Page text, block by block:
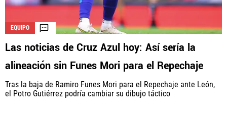
EQUIPO
Las noticias de Cruz Azul hoy: Así sería la
alineación sin Funes Mori para el Repechaje
Tras la baja de Ramiro Funes Mori para el Repechaje ante León,
el Potro Gutiérrez podría cambiar su dibujo táctico